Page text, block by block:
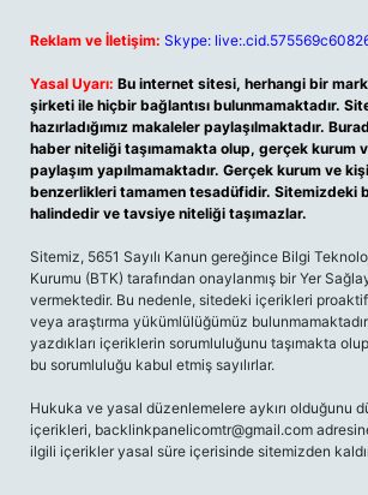
Reklam ve İletişim: Skype:
Yasal Uyarı: Bu internet sitesi, herhangi bir
şirketi ile hiçbir bağlantısı bulunmamaktadır.
hazırladığımız makaleler paylaşılmaktadır.
haber niteliği taşımamakta olup, gerçek kurum
paylaşım yapılmamaktadır. Gerçek kurum ve
benzerlikleri tamamen tesadüfidir. Sitemizdeki
halindedir ve tavsiye niteliği taşımazlar.
Sitemiz, 5651 Sayılı Kanun gereğince Bilgi
Kurumu (BTK) tarafından onaylanmış bir Yer
vermektedir. Bu nedenle, sitedeki içerikleri
veya araştırma yükümlülüğümüz
yazdıkları içeriklerin sorumluluğunu taşımakta
bu sorumluluğu kabul etmiş sayılırlar.
Hukuka ve yasal düzenlemelere aykırı olduğunu
içerikleri, backlinkpanelicomtr@gmail.com
ilgili içerikler yasal süre içerisinde sitemizden